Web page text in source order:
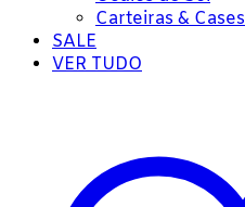
Carteiras & Cases
SALE
VER TUDO